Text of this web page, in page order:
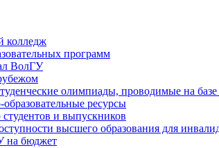
колледж
программ
ВолГУ
олимпиады, проводимые на
ресурсы
студентов и выпускников
высшего образования для
на бюджет